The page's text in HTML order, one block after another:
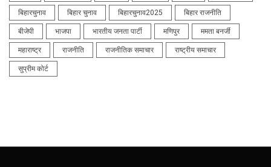
बिहारचुनाव बिहार चुनाव बिहारचुनाव2025 बिहार राजनीति
बीजेपी भाजपा भारतीय जनता पार्टी मणिपुर ममता बनर्जी
महाराष्ट्र राजनीति राजनीतिक समाचार राष्ट्रीय समाचार
सुप्रीम कोर्ट